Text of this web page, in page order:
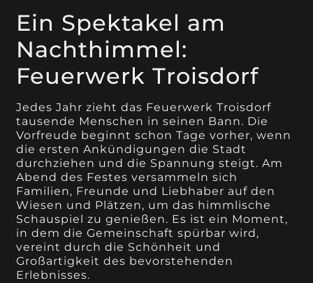
Ein Spektakel am
Nachthimmel:
Feuerwerk Troisdorf
Jedes Jahr zieht das Feuerwerk Troisdorf
tausende Menschen in seinen Bann. Die
Vorfreude beginnt schon Tage vorher, wenn
die ersten Ankündigungen die Stadt
durchziehen und die Spannung steigt. Am
Abend des Festes versammeln sich
Familien, Freunde und Liebhaber auf den
Wiesen und Plätzen, um das himmlische
Schauspiel zu genießen. Es ist ein Moment,
in dem die Gemeinschaft spürbar wird,
vereint durch die Schönheit und
Großartigkeit des bevorstehenden
Erlebnisses.